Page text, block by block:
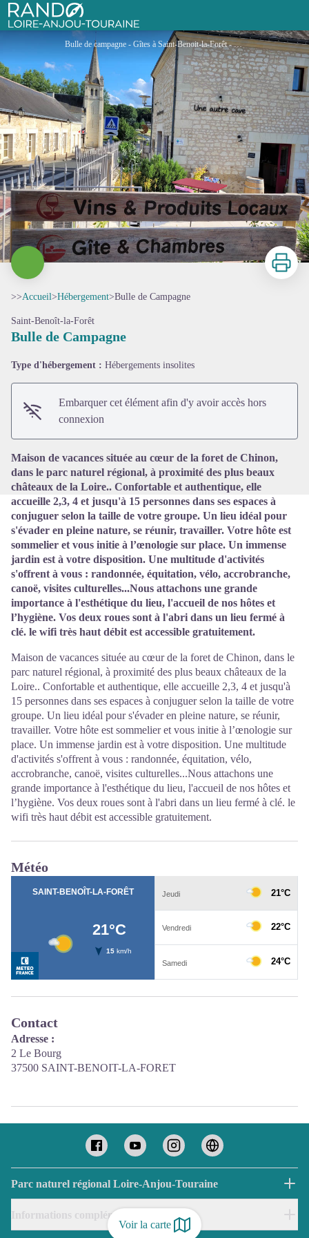
Rando Loire-Anjou-Touraine
Bulle de Campagne
Voir la carte
Bulle de campagne - Gîtes à Saint-Benoit-la-Forêt - France - Bulle de campagne
Voir l'image en plein écran
Imprimer
>>Accueil>Hébergement>Bulle de Campagne
Saint-Benoît-la-Forêt
Bulle de Campagne
Type d'hébergement : Hébergements insolites
Embarquer cet élément afin d'y avoir accès hors
connexion
Maison de vacances située au cœur de la foret de Chinon,
dans le parc naturel régional, à proximité des plus beaux
châteaux de la Loire.. Confortable et authentique, elle
accueille 2,3, 4 et jusqu'à 15 personnes dans ses espaces à
conjuguer selon la taille de votre groupe. Un lieu idéal pour
s'évader en pleine nature, se réunir, travailler. Votre hôte est
sommelier et vous initie à l’œnologie sur place. Un immense
jardin est à votre disposition. Une multitude d'activités
s'offrent à vous : randonnée, équitation, vélo, accrobranche,
canoë, visites culturelles...Nous attachons une grande
importance à l'esthétique du lieu, l'accueil de nos hôtes et
l’hygiène. Vos deux roues sont à l'abri dans un lieu fermé à
clé. le wifi très haut débit est accessible gratuitement.
Maison de vacances située au cœur de la foret de Chinon, dans le
parc naturel régional, à proximité des plus beaux châteaux de la
Loire.. Confortable et authentique, elle accueille 2,3, 4 et jusqu'à
15 personnes dans ses espaces à conjuguer selon la taille de votre
groupe. Un lieu idéal pour s'évader en pleine nature, se réunir,
travailler. Votre hôte est sommelier et vous initie à l’œnologie sur
place. Un immense jardin est à votre disposition. Une multitude
d'activités s'offrent à vous : randonnée, équitation, vélo,
accrobranche, canoë, visites culturelles...Nous attachons une
grande importance à l'esthétique du lieu, l'accueil de nos hôtes et
l’hygiène. Vos deux roues sont à l'abri dans un lieu fermé à clé. le
wifi très haut débit est accessible gratuitement.
Météo
Contact
Adresse :
2 Le Bourg
37500 SAINT-BENOIT-LA-FORET
Parc naturel régional Loire-Anjou-Touraine
Informations complémentaires